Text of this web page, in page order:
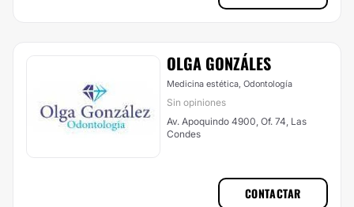
OLGA GONZÁLES
Medicina estética, Odontología
Sin opiniones
Av. Apoquindo 4900, Of. 74, Las
Condes
CONTACTAR